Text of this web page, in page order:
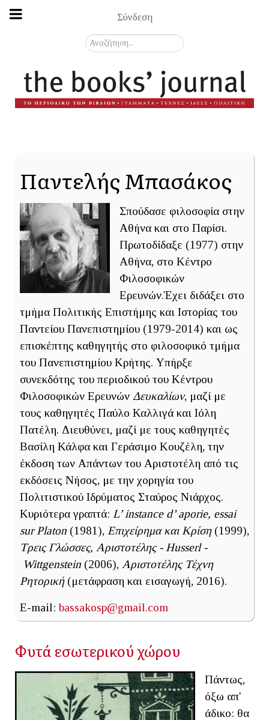
Σύνδεση
Αναζήτηση...
Παντελής Μπασάκος
Σπούδασε φιλοσοφία στην
Αθήνα και στο Παρίσι.
Πρωτοδίδαξε (1977) στην
Αθήνα, στο Κέντρο
Φιλοσοφικών
Ερευνών.Έχει διδάξει στο
τμήμα Πολιτικής Επιστήμης και Ιστορίας του
Παντείου Πανεπιστημίου (1979-2014) και ως
επισκέπτης καθηγητής στο φιλοσοφικό τμήμα
του Πανεπιστημίου Κρήτης. Υπήρξε
συνεκδότης του περιοδικού του Κέντρου
Φιλοσοφικών Ερευνών Δευκαλίων, μαζί με
τους καθηγητές Παύλο Καλλιγά και Ιόλη
Πατέλη. Διευθύνει, μαζί με τους καθηγητές
Βασίλη Κάλφα και Γεράσιμο Κουζέλη, την
έκδοση των Απάντων του Αριστοτέλη από τις
εκδόσεις Νήσος, με την χορηγία του
Πολιτιστικού Ιδρύματος Σταύρος Νιάρχος.
Κυριότερα γραπτά: L’ instance d’ aporie, essai
sur Platon (1981), Επιχείρημα και Κρίση(1999),
Τρεις Γλώσσες, Αριστοτέλης - Husserl -
Wittgenstein (2006), Αριστοτέλης Τέχνη
Ρητορική(μετάφραση και εισαγωγή, 2016).
E-mail:bassakosp@gmail.com
Φυτά εσωτερικού χώρου
Πάντως,
όξω απ'
άδικο: θα